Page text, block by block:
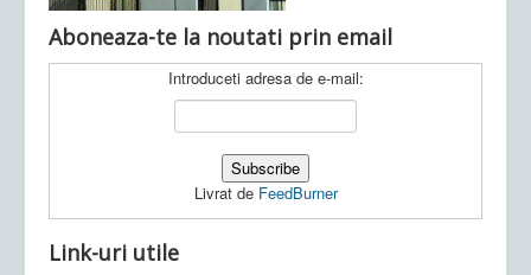
Aboneaza-te la noutati prin email
Introduceti adresa de e-mail:
Livrat de FeedBurner
Link-uri utile